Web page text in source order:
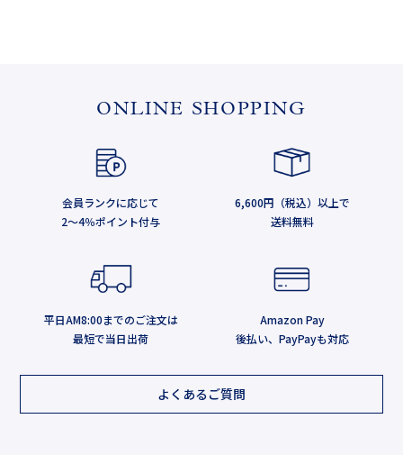
ONLINE SHOPPING
会員ランクに応じて
2～4％ポイント付与
6,600円（税込）以上で
送料無料
平日AM8:00までのご注文は
最短で当日出荷
Amazon Pay
後払い、PayPayも対応
よくあるご質問